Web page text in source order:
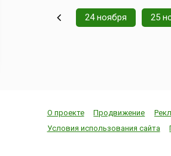
войском герцога
Савойского и получению
24 ноября 25
О проекте Продвижение
Условия использования сайта